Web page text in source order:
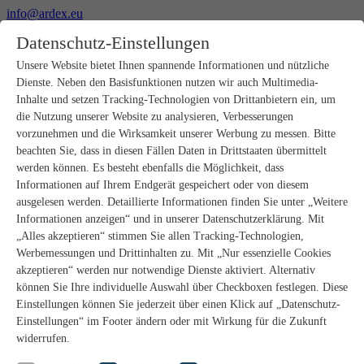
info@ardex.eu
Deutsch
Produkte
Produktübersicht
Rohbau
Estrichverlegung
Untergrundvorbereitung
Bodenspachtelmassen
Abdichtungen
Fliesenkleber
Fugenmörtel
Fugendichtstoffe
Montagekleber
Natursteinverlegung
Bodenbelags- und Parkettklebstoffe
Wandspachtelmassen
Zubehör
PANDOMO®
Datenschutz-Einstellungen
Unsere Website bietet Ihnen spannende Informationen und nützliche
Dienste. Neben den Basisfunktionen nutzen wir auch Multimedia-
Inhalte und setzen Tracking-Technologien von Drittanbietern ein, um
die Nutzung unserer Website zu analysieren, Verbesserungen
vorzunehmen und die Wirksamkeit unserer Werbung zu messen. Bitte
beachten Sie, dass in diesen Fällen Daten in Drittstaaten übermittelt
werden können. Es besteht ebenfalls die Möglichkeit, dass
Informationen auf Ihrem Endgerät gespeichert oder von diesem
ausgelesen werden. Detaillierte Informationen finden Sie unter „Weitere
Informationen anzeigen“ und in unserer Datenschutzerklärung. Mit
„Alles akzeptieren“ stimmen Sie allen Tracking-Technologien,
Werbemessungen und Drittinhalten zu. Mit „Nur essenzielle Cookies
akzeptieren“ werden nur notwendige Dienste aktiviert. Alternativ
können Sie Ihre individuelle Auswahl über Checkboxen festlegen. Diese
Einstellungen können Sie jederzeit über einen Klick auf „Datenschutz-
Einstellungen“ im Footer ändern oder mit Wirkung für die Zukunft
widerrufen.